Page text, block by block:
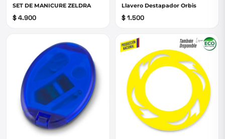
SET DE MANICURE ZELDRA
$ 4.900
Llavero Destapador Orbis
$ 1.500